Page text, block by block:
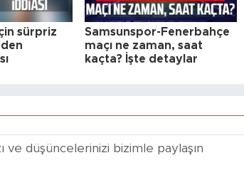
sürpriz
Samsunspor-Fenerbahçe
maçı ne zaman, saat
kaçta? İşte detaylar